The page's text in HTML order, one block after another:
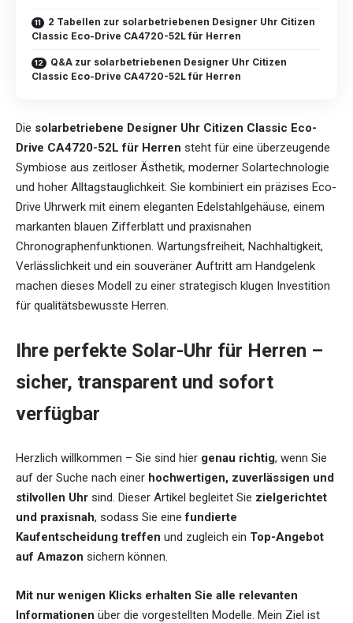
2 Tabellen zur solarbetriebenen Designer Uhr Citizen
Classic Eco-Drive CA4720-52L für Herren
Q&A zur solarbetriebenen Designer Uhr Citizen
Classic Eco-Drive CA4720-52L für Herren
Die solarbetriebene Designer Uhr Citizen Classic Eco-
Drive CA4720-52L für Herren steht für eine überzeugende
Symbiose aus zeitloser Ästhetik, moderner Solartechnologie
und hoher Alltagstauglichkeit. Sie kombiniert ein präzises Eco-
Drive Uhrwerk mit einem eleganten Edelstahlgehäuse, einem
markanten blauen Zifferblatt und praxisnahen
Chronographenfunktionen. Wartungsfreiheit, Nachhaltigkeit,
Verlässlichkeit und ein souveräner Auftritt am Handgelenk
machen dieses Modell zu einer strategisch klugen Investition
für qualitätsbewusste Herren.
Ihre perfekte Solar-Uhr für Herren –
sicher, transparent und sofort
verfügbar
Herzlich willkommen – Sie sind hier genau richtig, wenn Sie
auf der Suche nach einer hochwertigen, zuverlässigen und
stilvollen Uhr sind. Dieser Artikel begleitet Sie zielgerichtet
und praxisnah, sodass Sie einefundierte
Kaufentscheidung treffen und zugleich ein Top-Angebot
auf Amazon sichern können.
Mit nur wenigen Klicks erhalten Sie alle relevanten
Informationen über die vorgestellten Modelle. Mein Ziel ist